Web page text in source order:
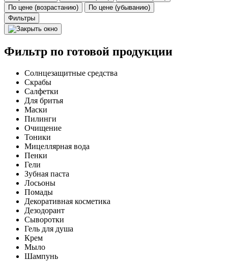
По цене (возрастанию)
По цене (убыванию)
Фильтры
Фильтр по готовой продукции
Солнцезащитные средства
Скрабы
Салфетки
Для бритья
Маски
Пилинги
Очищение
Тоники
Мицеллярная вода
Пенки
Гели
Зубная паста
Лосьоны
Помады
Декоративная косметика
Дезодорант
Сыворотки
Гель для душа
Крем
Мыло
Шампунь